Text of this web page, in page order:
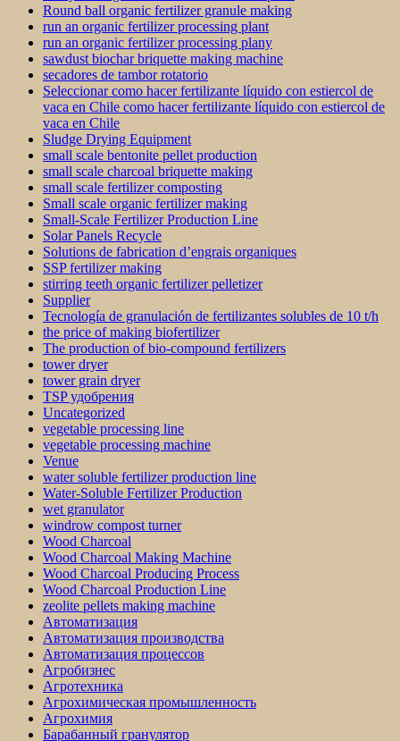
Round ball organic fertilizer granule making
run an organic fertilizer processing plant
run an organic fertilizer processing plany
sawdust biochar briquette making machine
secadores de tambor rotatorio
Seleccionar como hacer fertilizante líquido con estiercol de
vaca en Chile como hacer fertilizante líquido con estiercol de
vaca en Chile
Sludge Drying Equipment
small scale bentonite pellet production
small scale charcoal briquette making
small scale fertilizer composting
Small scale organic fertilizer making
Small-Scale Fertilizer Production Line
Solar Panels Recycle
Solutions de fabrication d’engrais organiques
SSP fertilizer making
stirring teeth organic fertilizer pelletizer
Supplier
Tecnología de granulación de fertilizantes solubles de 10 t/h
the price of making biofertilizer
The production of bio-compound fertilizers
tower dryer
tower grain dryer
TSP удобрения
Uncategorized
vegetable processing line
vegetable processing machine
Venue
water soluble fertilizer production line
Water-Soluble Fertilizer Production
wet granulator
windrow compost turner
Wood Charcoal
Wood Charcoal Making Machine
Wood Charcoal Producing Process
Wood Charcoal Production Line
zeolite pellets making machine
Автоматизация
Автоматизация производства
Автоматизация процессов
Агробизнес
Агротехника
Агрохимическая промышленность
Агрохимия
Барабанный гранулятор